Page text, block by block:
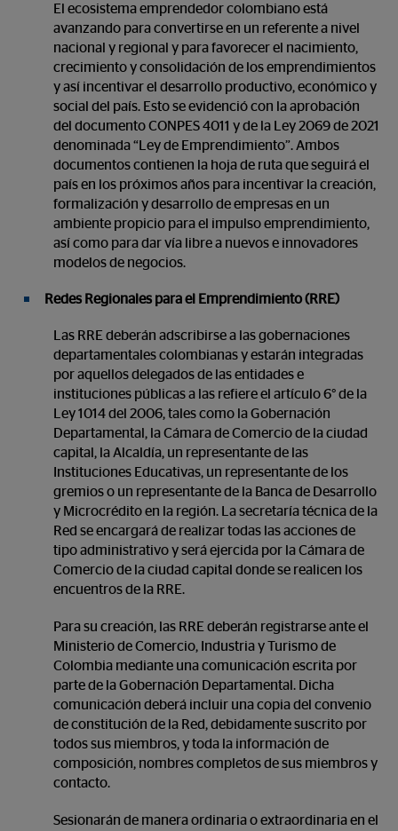
El ecosistema emprendedor colombiano está
avanzando para convertirse en un referente a nivel
nacional y regional y para favorecer el nacimiento,
crecimiento y consolidación de los emprendimientos
y así incentivar el desarrollo productivo, económico y
social del país. Esto se evidenció con la aprobación
del documento CONPES 4011 y de la Ley 2069 de 2021
denominada “Ley de Emprendimiento”. Ambos
documentos contienen la hoja de ruta que seguirá el
país en los próximos años para incentivar la creación,
formalización y desarrollo de empresas en un
ambiente propicio para el impulso emprendimiento,
así como para dar vía libre a nuevos e innovadores
modelos de negocios.
Redes Regionales para el Emprendimiento (RRE)
Las RRE deberán adscribirse a las gobernaciones
departamentales colombianas y estarán integradas
por aquellos delegados de las entidades e
instituciones públicas a las refiere el artículo 6° de la
Ley 1014 del 2006, tales como la Gobernación
Departamental, la Cámara de Comercio de la ciudad
capital, la Alcaldía, un representante de las
Instituciones Educativas, un representante de los
gremios o un representante de la Banca de Desarrollo
y Microcrédito en la región. La secretaría técnica de la
Red se encargará de realizar todas las acciones de
tipo administrativo y será ejercida por la Cámara de
Comercio de la ciudad capital donde se realicen los
encuentros de la RRE.
Para su creación, las RRE deberán registrarse ante el
Ministerio de Comercio, Industria y Turismo de
Colombia mediante una comunicación escrita por
parte de la Gobernación Departamental. Dicha
comunicación deberá incluir una copia del convenio
de constitución de la Red, debidamente suscrito por
todos sus miembros, y toda la información de
composición, nombres completos de sus miembros y
contacto.
Sesionarán de manera ordinaria o extraordinaria en el